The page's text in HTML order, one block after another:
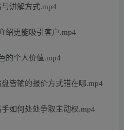
讲解方式.mp4
绍更能吸引客户.mp4
的个人价值.mp4
皆输的报价方式错在哪.mp4
如何处处争取主动权.mp4